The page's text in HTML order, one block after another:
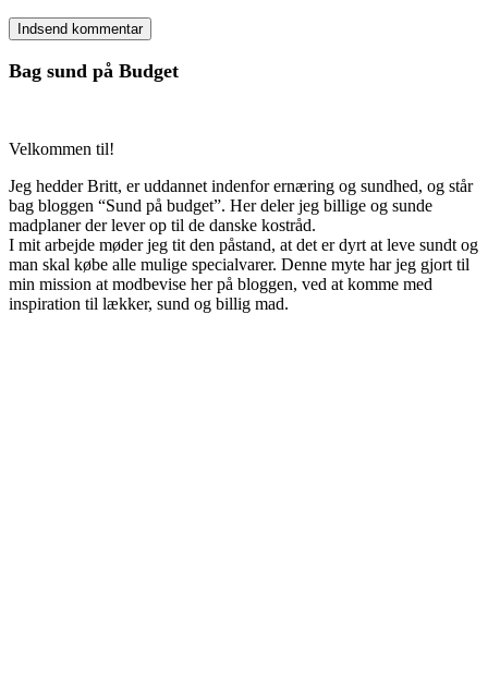
Bag sund på Budget
Velkommen til!
Jeg hedder Britt, er uddannet indenfor ernæring og sundhed, og står
bag bloggen “Sund på budget”. Her deler jeg billige og sunde
madplaner der lever op til de danske kostråd.
I mit arbejde møder jeg tit den påstand, at det er dyrt at leve sundt og
man skal købe alle mulige specialvarer. Denne myte har jeg gjort til
min mission at modbevise her på bloggen, ved at komme med
inspiration til lækker, sund og billig mad.